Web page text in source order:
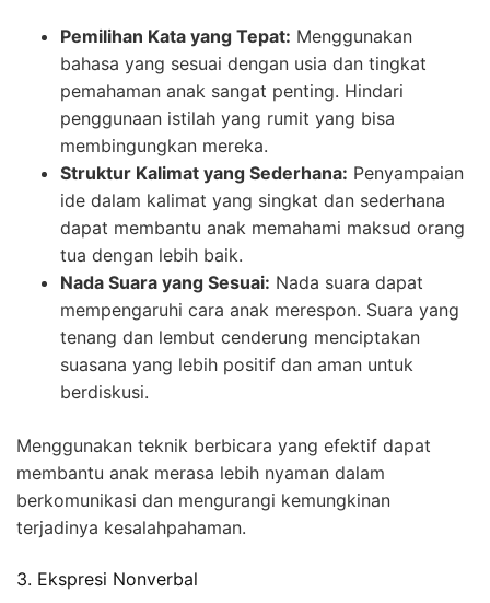
Pemilihan Kata yang Tepat: Menggunakan
bahasa yang sesuai dengan usia dan tingkat
pemahaman anak sangat penting. Hindari
penggunaan istilah yang rumit yang bisa
membingungkan mereka.
Struktur Kalimat yang Sederhana: Penyampaian
ide dalam kalimat yang singkat dan sederhana
dapat membantu anak memahami maksud orang
tua dengan lebih baik.
Nada Suara yang Sesuai: Nada suara dapat
mempengaruhi cara anak merespon. Suara yang
tenang dan lembut cenderung menciptakan
suasana yang lebih positif dan aman untuk
berdiskusi.
Menggunakan teknik berbicara yang efektif dapat
membantu anak merasa lebih nyaman dalam
berkomunikasi dan mengurangi kemungkinan
terjadinya kesalahpahaman.
3. Ekspresi Nonverbal